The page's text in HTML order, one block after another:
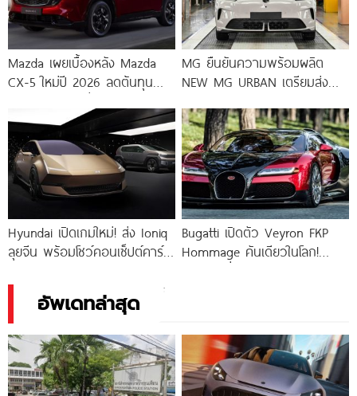
Mazda เผยเบื้องหลัง Mazda
CX-5 ใหม่ปี 2026 ลดต้นทุน
เต็ม
MG ยืนยันความพร้อมผลิต
NEW MG URBAN เตรียมส่ง
มิถุนายนนี้
Hyundai เปิดเกมใหม่! ส่ง Ioniq
ลุยจีน พร้อมโชว์คอนเซ็ปต์คาร์
Bugatti เปิดตัว Veyron FKP
Hommage คันเดียวในโลก!
อัพเดทล่าสุด